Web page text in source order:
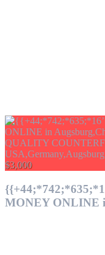
$3,000
MONEY ONLINE